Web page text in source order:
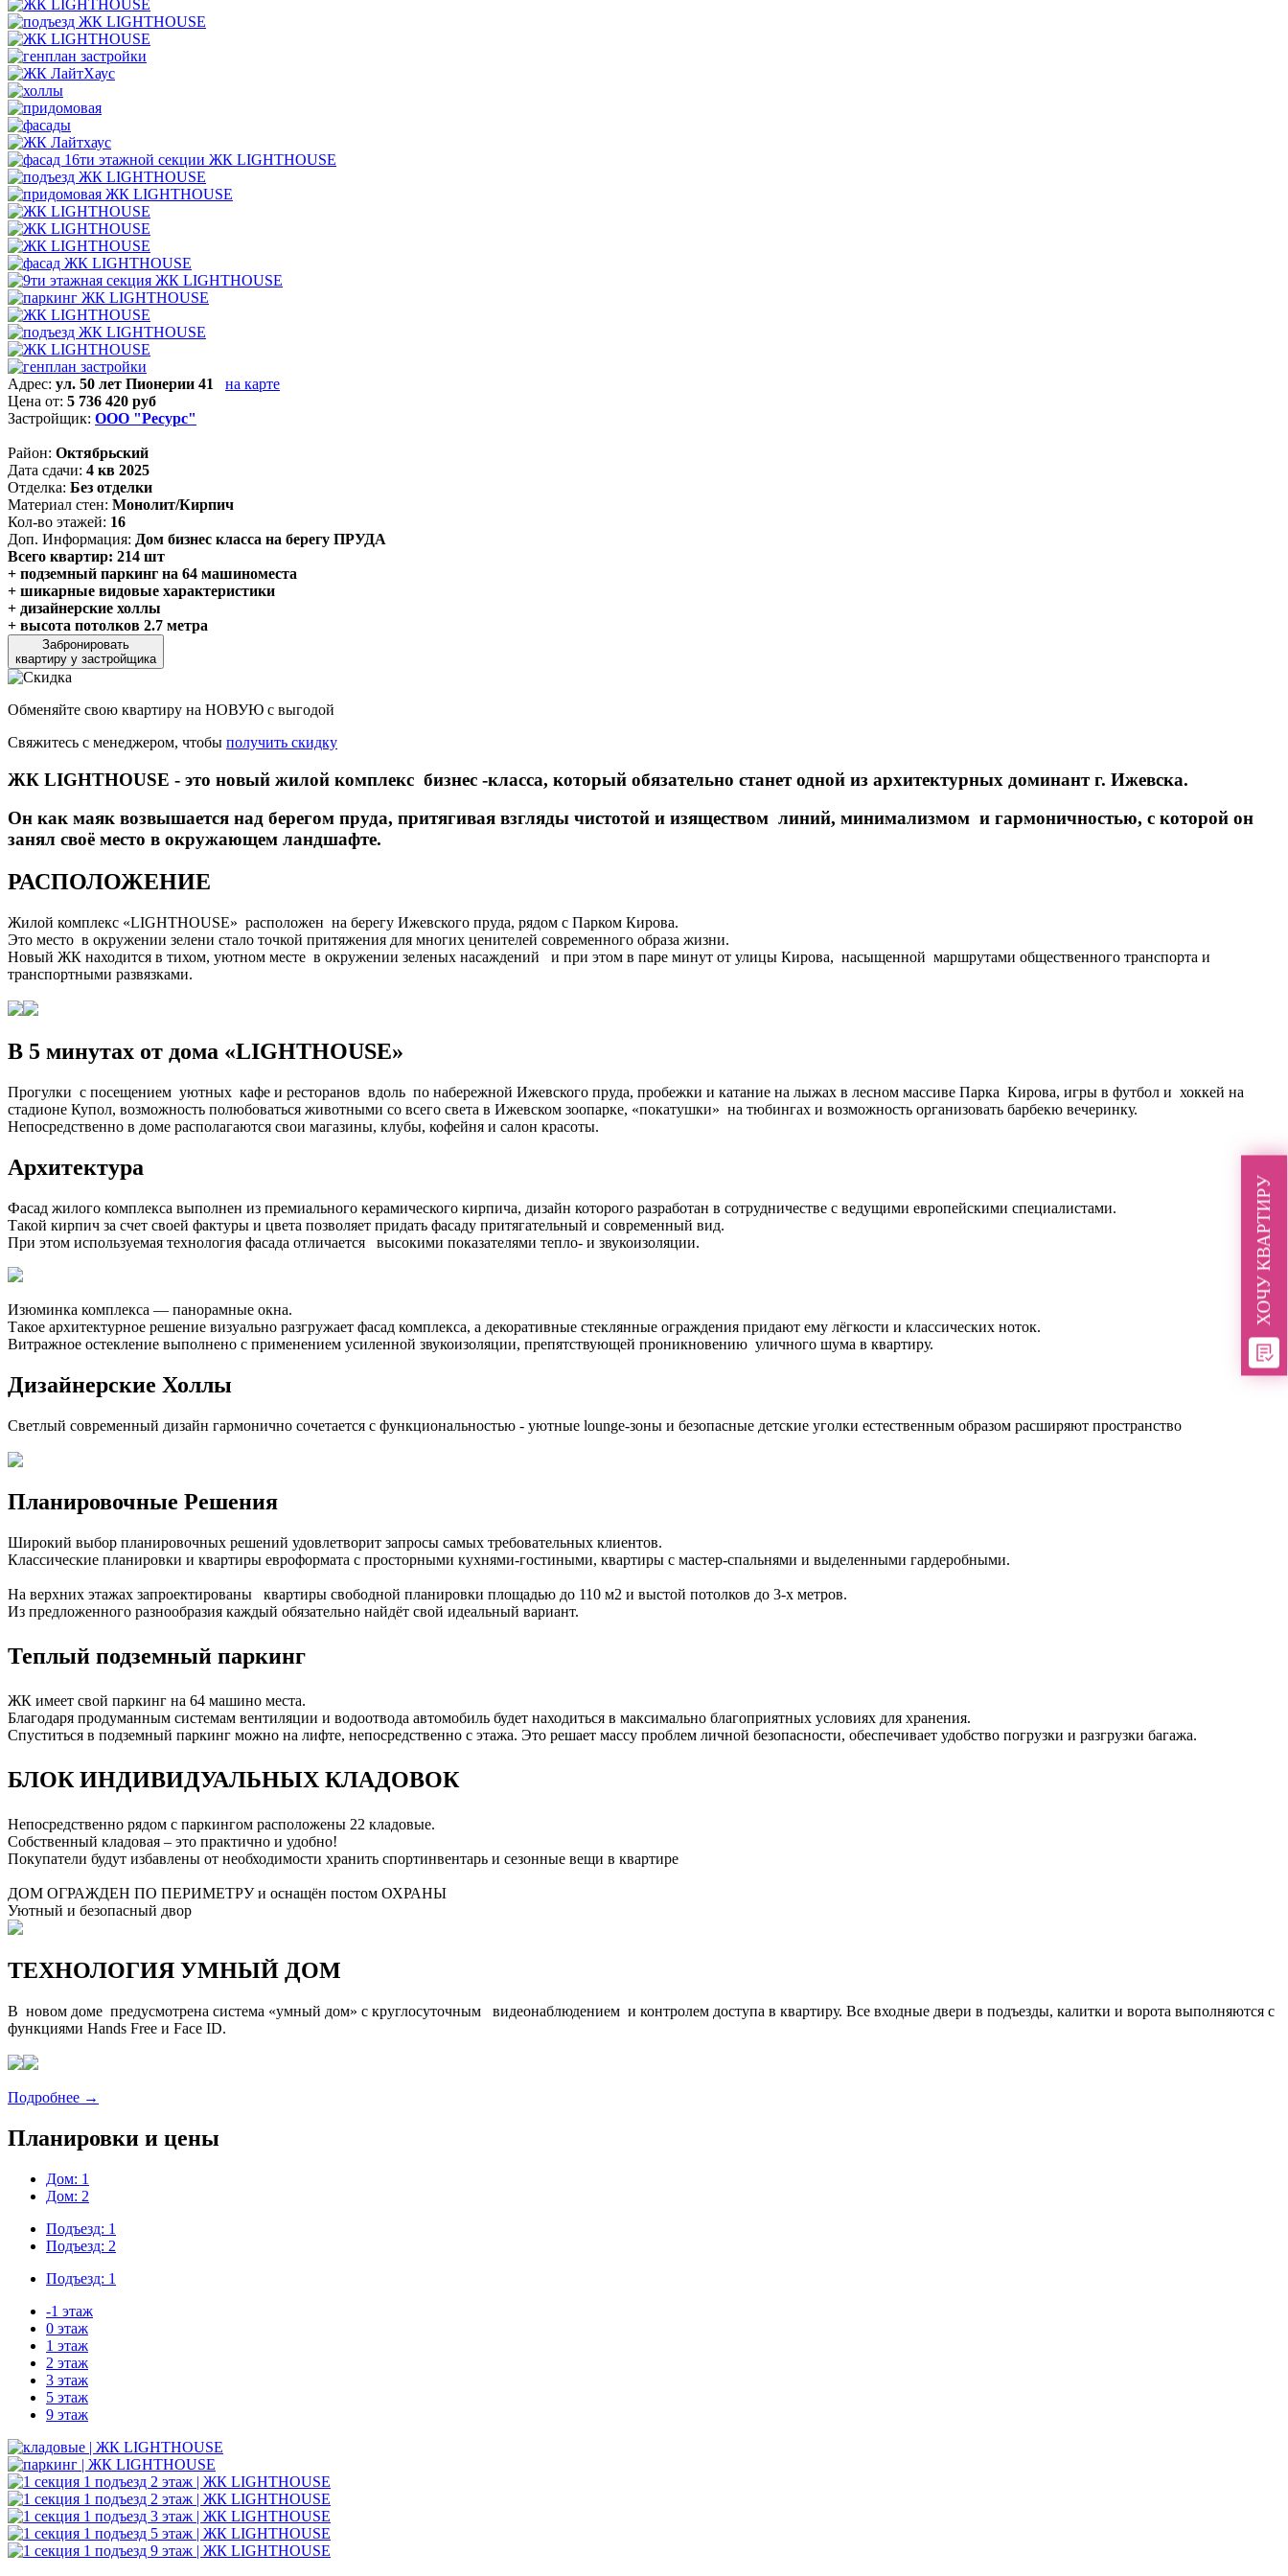
ХОЧУ КВАРТИРУ
Адрес: ул. 50 лет Пионерии 41
на карте
Цена от: 5 736 420 руб
Застройщик: ООО "Ресурс"
Район: Октябрьский
Дата сдачи: 4 кв 2025
Отделка: Без отделки
Материал стен: Монолит/Кирпич
Кол-во этажей: 16
Доп. Информация: Дом бизнес класса на берегу ПРУДА
Всего квартир: 214 шт
+ подземный паркинг на 64 машиноместа
+ шикарные видовые характеристики
+ дизайнерские холлы
+ высота потолков 2.7 метра
Забронировать
квартиру у застройщика
Обменяйте свою квартиру на НОВУЮ с выгодой
Свяжитесь с менеджером, чтобы получить скидку
ЖК LIGHTHOUSE - это новый жилой комплекс бизнес -класса, который обязательно станет одной из архитектурных доминант г. Ижевска.
Он как маяк возвышается над берегом пруда, притягивая взгляды чистотой и изяществом линий, минимализмом и гармоничностью, с которой он
занял своё место в окружающем ландшафте.
РАСПОЛОЖЕНИЕ
Жилой комплекс «LIGHTHOUSE» расположен на берегу Ижевского пруда, рядом с Парком Кирова.
Это место в окружении зелени стало точкой притяжения для многих ценителей современного образа жизни.
Новый ЖК находится в тихом, уютном месте в окружении зеленых насаждений и при этом в паре минут от улицы Кирова, насыщенной маршрутами общественного транспорта и
транспортными развязками.
В 5 минутах от дома «LIGHTHOUSE»
Прогулки с посещением уютных кафе и ресторанов вдоль по набережной Ижевского пруда, пробежки и катание на лыжах в лесном массиве Парка Кирова, игры в футбол и хоккей на
стадионе Купол, возможность полюбоваться животными со всего света в Ижевском зоопарке, «покатушки» на тюбингах и возможность организовать барбекю вечеринку.
Непосредственно в доме располагаются свои магазины, клубы, кофейня и салон красоты.
Архитектура
Фасад жилого комплекса выполнен из премиального керамического кирпича, дизайн которого разработан в сотрудничестве с ведущими европейскими специалистами.
Такой кирпич за счет своей фактуры и цвета позволяет придать фасаду притягательный и современный вид.
При этом используемая технология фасада отличается высокими показателями тепло- и звукоизоляции.
Изюминка комплекса — панорамные окна.
Такое архитектурное решение визуально разгружает фасад комплекса, а декоративные стеклянные ограждения придают ему лёгкости и классических ноток.
Витражное остекление выполнено с применением усиленной звукоизоляции, препятствующей проникновению уличного шума в квартиру.
Дизайнерские Холлы
Светлый современный дизайн гармонично сочетается с функциональностью - уютные lounge-зоны и безопасные детские уголки естественным образом расширяют пространство
Планировочные Решения
Широкий выбор планировочных решений удовлетворит запросы самых требовательных клиентов.
Классические планировки и квартиры евроформата с просторными кухнями-гостиными, квартиры с мастер-спальнями и выделенными гардеробными.
На верхних этажах запроектированы квартиры свободной планировки площадью до 110 м2 и выстой потолков до 3-х метров.
Из предложенного разнообразия каждый обязательно найдёт свой идеальный вариант.
Теплый подземный паркинг
ЖК имеет свой паркинг на 64 машино места.
Благодаря продуманным системам вентиляции и водоотвода автомобиль будет находиться в максимально благоприятных условиях для хранения.
Спуститься в подземный паркинг можно на лифте, непосредственно с этажа. Это решает массу проблем личной безопасности, обеспечивает удобство погрузки и разгрузки багажа.
БЛОК ИНДИВИДУАЛЬНЫХ КЛАДОВОК
Непосредственно рядом с паркингом расположены 22 кладовые.
Собственный кладовая – это практично и удобно!
Покупатели будут избавлены от необходимости хранить спортинвентарь и сезонные вещи в квартире
ДОМ ОГРАЖДЕН ПО ПЕРИМЕТРУ и оснащён постом ОХРАНЫ
Уютный и безопасный двор
ТЕХНОЛОГИЯ УМНЫЙ ДОМ
В новом доме предусмотрена система «умный дом» с круглосуточным видеонаблюдением и контролем доступа в квартиру. Все входные двери в подъезды, калитки и ворота выполняются с
функциями Hands Free и Face ID.
Подробнее →
Планировки и цены
Дом: 1
Дом: 2
Подъезд: 1
Подъезд: 2
Подъезд: 1
-1 этаж
0 этаж
1 этаж
2 этаж
3 этаж
5 этаж
9 этаж